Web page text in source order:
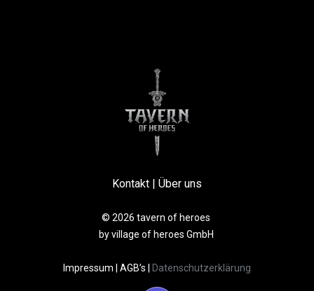
Kontakt Über uns
© 2026 tavern of heroes
by village of heroes GmbH
Impressum AGB’s Datenschutzerklärung​